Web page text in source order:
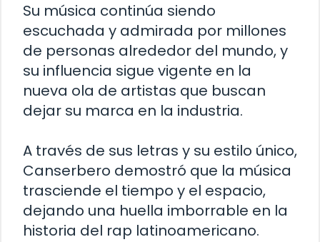
Su música continúa siendo
escuchada y admirada por millones
de personas alrededor del mundo, y
su influencia sigue vigente en la
nueva ola de artistas que buscan
dejar su marca en la industria.
A través de sus letras y su estilo único,
Canserbero demostró que la música
trasciende el tiempo y el espacio,
dejando una huella imborrable en la
historia del rap latinoamericano.